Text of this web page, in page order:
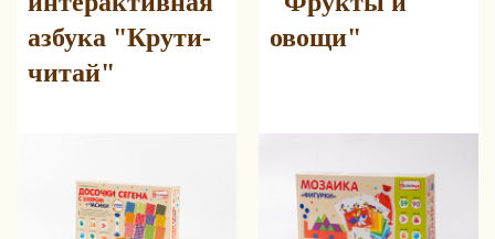
азбука "Крути-
читай"
овощи"
Наши игрушки
развивают: